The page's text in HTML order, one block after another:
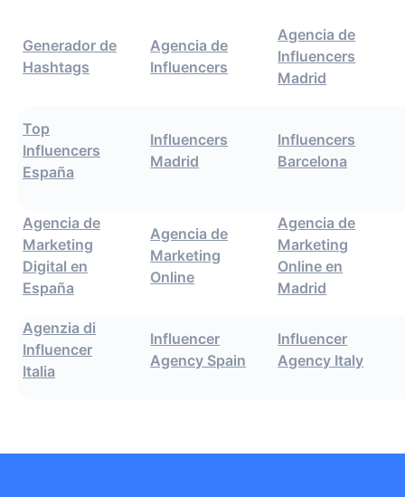
Generador de
Hashtags
Agencia de
Influencers
Agencia de
Influencers
Madrid
Top
Influencers
España
Influencers
Madrid
Influencers
Barcelona
Agencia de
Marketing
Digital en
España
Agencia de
Marketing
Online
Agencia de
Marketing
Online en
Madrid
Agenzia di
Influencer
Italia
Influencer
Agency Spain
Influencer
Agency Italy